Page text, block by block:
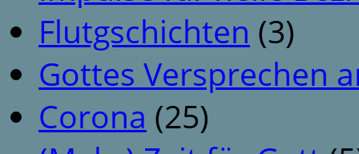
Flutgschichten (3)
Gottes Versprechen
Corona (25)